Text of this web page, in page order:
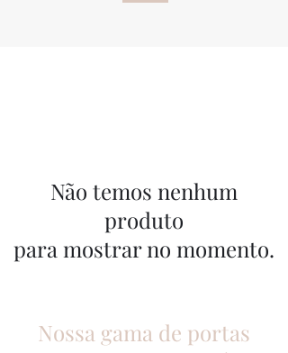
Não temos nenhum
produto
para mostrar no momento.
Nossa gama de portas